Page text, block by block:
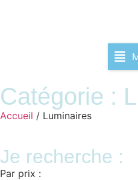
Catégorie :
Accueil / Luminaires
Je recherche :
Par prix :